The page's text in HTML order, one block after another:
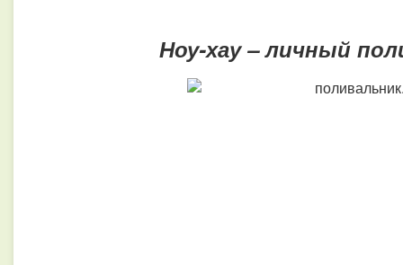
Ноу-хау – личный